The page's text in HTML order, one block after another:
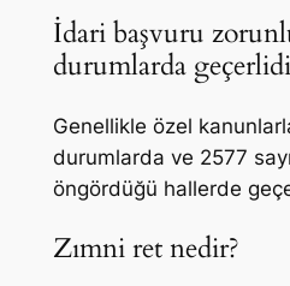
İdari başvuru
durumlarda
Genellikle özel
durumlarda ve 2577
öngördüğü hallerde
Zımni ret nedir?